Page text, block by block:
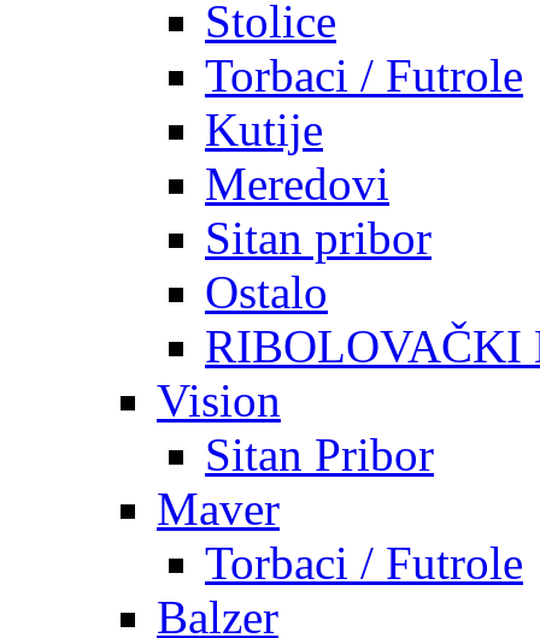
Stolice
Torbaci / Futrole
Kutije
Meredovi
Sitan pribor
Ostalo
RIBOLOVAČKI
Vision
Sitan Pribor
Maver
Torbaci / Futrole
Balzer